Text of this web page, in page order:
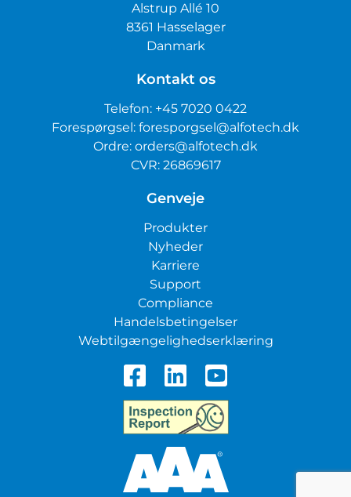
Alstrup Allé 10
8361 Hasselager
Danmark
Kontakt os
Telefon: +45 7020 0422
Forespørgsel: foresporgsel@alfotech.dk
Ordre: orders@alfotech.dk
CVR: 26869617
Genveje
Produkter
Nyheder
Karriere
Support
Compliance
Handelsbetingelser
Webtilgængelighedserklæring